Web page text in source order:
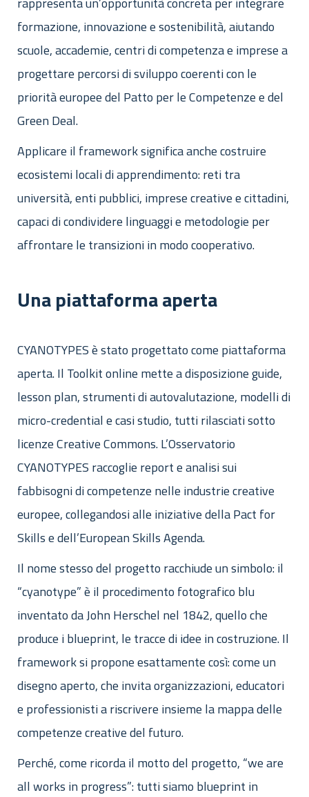
formazione, innovazione e sostenibilità, aiutando
scuole, accademie, centri di competenza e imprese a
progettare percorsi di sviluppo coerenti con le
priorità europee del Patto per le Competenze e del
Green Deal.
Applicare il framework significa anche costruire
ecosistemi locali di apprendimento: reti tra
università, enti pubblici, imprese creative e cittadini,
capaci di condividere linguaggi e metodologie per
affrontare le transizioni in modo cooperativo.
Una piattaforma aperta
CYANOTYPES è stato progettato come piattaforma
aperta. Il Toolkit online mette a disposizione guide,
lesson plan, strumenti di autovalutazione, modelli di
micro-credential e casi studio, tutti rilasciati sotto
licenze Creative Commons. L’Osservatorio
CYANOTYPES raccoglie report e analisi sui
fabbisogni di competenze nelle industrie creative
europee, collegandosi alle iniziative della Pact for
Skills e dell’European Skills Agenda.
Il nome stesso del progetto racchiude un simbolo: il
“cyanotype” è il procedimento fotografico blu
inventato da John Herschel nel 1842, quello che
produce i blueprint, le tracce di idee in costruzione. Il
framework si propone esattamente così: come un
disegno aperto, che invita organizzazioni, educatori
e professionisti a riscrivere insieme la mappa delle
competenze creative del futuro.
Perché, come ricorda il motto del progetto, “we are
all works in progress”: tutti siamo blueprint in